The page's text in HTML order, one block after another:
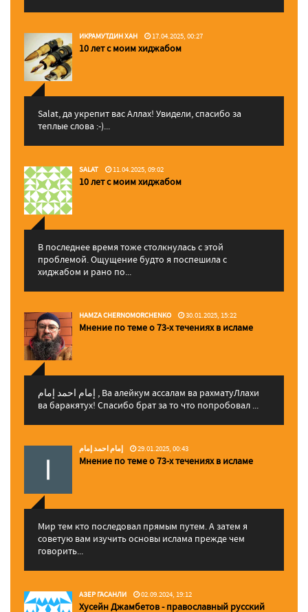
ИКРАМУТДИН ХАН 17.04.2025, 00:27
10 лет с моим хиджабом
Salat, да укрепит вас Аллаx! Увидели, спасибо за
теплые слова :-)...
SALAT 11.04.2025, 09:02
10 лет с моим хиджабом
В последнее время тоже столкнулась с этой
проблемой. Ощущение будто я поспешила с
хиджабом и рано по...
HAMZA CHERNOMORCHENKO 30.01.2025, 15:22
Мнение по теме о 73-х течениях в исламе
إمام احمد إمام , Ва алейкум ассалам ва рахматуЛлахи
ва баракятух! Спасибо брат за то что попробовал ...
إمام احمد إمام 29.01.2025, 00:43
Мнение по теме о 73-х течениях в исламе
Мир тем кто последовал прямым путем. А затем я
советую вам изучить основы ислама прежде чем
говорить...
АЗЕР ГАСАНЛИ 02.09.2024, 19:12
Хусейн Джамбетов - православный русский